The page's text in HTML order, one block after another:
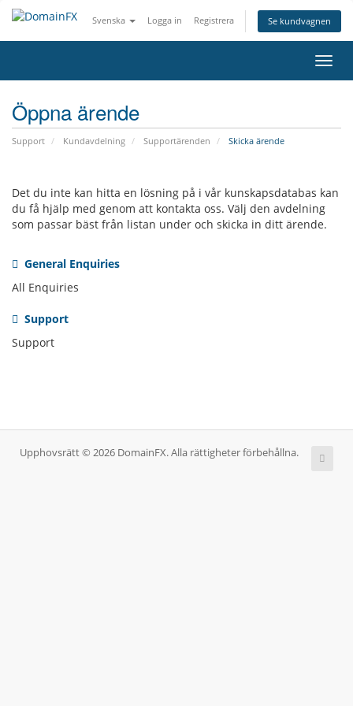
Svenska Logga in Registrera Se kundvagnen
Växla
Öppna ärende
Support Kundavdelning Supportärenden Skicka ärende
Det du inte kan hitta en lösning på i vår kunskapsdatabas kan
du få hjälp med genom att kontakta oss. Välj den avdelning
som passar bäst från listan under och skicka in ditt ärende.
General Enquiries
All Enquiries
Support
Support
Upphovsrätt © 2026 DomainFX. Alla rättigheter förbehållna.